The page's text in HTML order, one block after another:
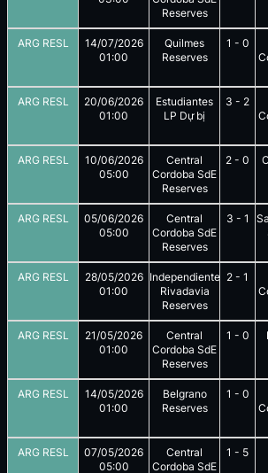
Reserves
ARG RESL
14/07/2026
01:00
Quilmes
Reserves
1 - 0
ARG RESL
20/06/2026
01:00
Estudiantes
LP Dự bị
3 - 2
ARG RESL
10/06/2026
05:00
Central
Cordoba SdE
Reserves
2 - 0
ARG RESL
05/06/2026
05:00
Central
Cordoba SdE
Reserves
3 - 1
ARG RESL
28/05/2026
01:00
Independiente
Rivadavia
Reserves
2 - 1
ARG RESL
21/05/2026
01:00
Central
Cordoba SdE
Reserves
1 - 0
ARG RESL
14/05/2026
01:00
Belgrano
Reserves
1 - 0
ARG RESL
07/05/2026
05:00
Central
Cordoba SdE
1 - 5